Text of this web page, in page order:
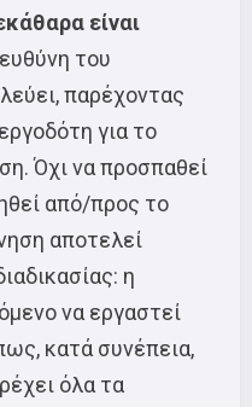
είναι
του
παρέχοντας
για το
Όχι να προσπαθεί
από/προς το
αποτελεί
η
να εργαστεί
κατά συνέπεια,
όλα τα